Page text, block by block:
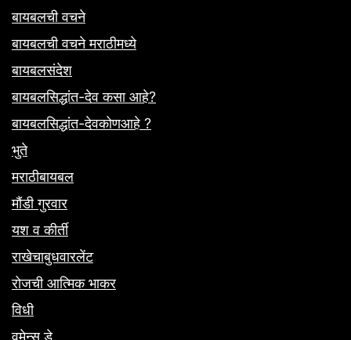
बायबलची वचने
बायबलची वचने मराठीमध्ये
बायबलसंदेश
बायबलसिद्धांत-देव कसा आहे?
बायबलसिद्धांत-देवकोणआहे ?
भुते
मराठीबायबल
मौंडी गुरवार
यश व कीर्ती
राखेचाबुधवारलेंट
रोजची आत्मिक भाकर
विधी
वूमेन्स डे